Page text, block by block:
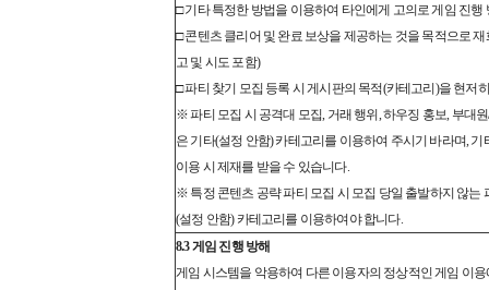
□ 기타 특정한 방법을 이용하여 타인에게 고의로 게임 진행
□ 콘텐츠 클리어 및 완료 보상을 제공하는 것을 목적으로
고 및 시도 포함)
□ 파티 찾기 모집 등록 시 게시판의 목적(카테고리)을 현저
※ 파티 모집 시 공격대 모집, 거래 행위, 하우징 홍보, 부대
은 기타(설정 안함) 카테고리를 이용하여 주시기 바라며,
이용 시 제재를 받을 수 있습니다.
※ 특정 콘텐츠 공략 파티 모집 시 모집 당일 출발하지 않는
(설정 안함) 카테고리를 이용하여야 합니다.
8.3 게임 진행 방해
게임 시스템을 악용하여 다른 이용자의 정상적인 게임 이